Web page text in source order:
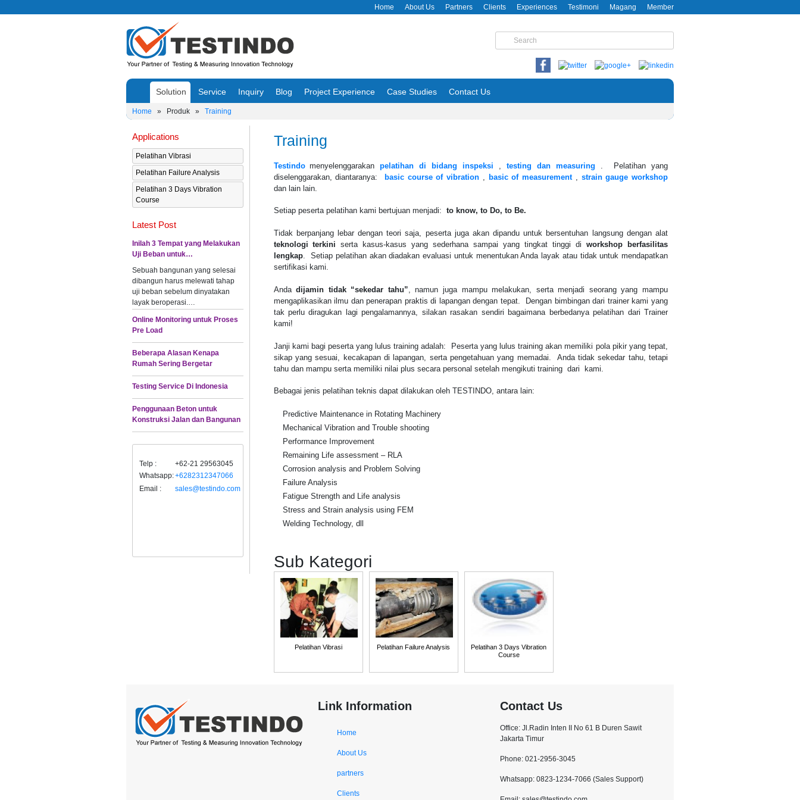
Home About Us Partners Clients Experiences Testimoni Magang Member
Solution Service Inquiry Blog Project Experience Case Studies Contact Us
Home » Produk » Training
Applications
Pelatihan Vibrasi
Pelatihan Failure Analysis
Pelatihan 3 Days Vibration
Course
Latest Post
Inilah 3 Tempat yang Melakukan
Uji Beban untuk…
Sebuah bangunan yang selesai
dibangun harus melewati tahap
uji beban sebelum dinyatakan
layak beroperasi.…
Online Monitoring untuk Proses
Pre Load
Beberapa Alasan Kenapa
Rumah Sering Bergetar
Testing Service Di Indonesia
Penggunaan Beton untuk
Konstruksi Jalan dan Bangunan
Telp :
+62-21 29563045
Whatsapp:+6282312347066
Email :
sales@testindo.com
Training
Testindo menyelenggarakanpelatihan di bidang inspeksi ,testing dan measuring
. Pelatihan yang
diselenggarakan, diantaranya:
basic course of vibration , basic of measurement , strain gauge workshop
dan lain lain.
Setiap peserta pelatihan kami bertujuan menjadi: to know, to Do, to Be.
Tidak berpanjang lebar dengan teori saja, peserta juga akan dipandu untuk bersentuhan langsung dengan alat
teknologi terkini serta kasus-kasus yang sederhana sampai yang tingkat tinggi di workshop berfasilitas
lengkap. Setiap pelatihan akan diadakan evaluasi untuk menentukan Anda layak atau tidak untuk mendapatkan
sertifikasi kami.
Andadijamin tidak “sekedar tahu”, namun juga mampu melakukan, serta menjadi seorang yang mampu
mengaplikasikan ilmu dan penerapan praktis di lapangan dengan tepat. Dengan bimbingan dari trainer kami yang
tak perlu diragukan lagi pengalamannya, silakan rasakan sendiri bagaimana berbedanya pelatihan dari Trainer
kami!
Janji kami bagi peserta yang lulus training adalah: Peserta yang lulus training akan memiliki pola pikir yang tepat,
sikap yang sesuai, kecakapan di lapangan, serta pengetahuan yang memadai. Anda tidak sekedar tahu, tetapi
tahu dan mampu serta memiliki nilai plus secara personal setelah mengikuti training dari kami.
Bebagai jenis pelatihan teknis dapat dilakukan oleh TESTINDO, antara lain:
Predictive Maintenance in Rotating Machinery
Mechanical Vibration and Trouble shooting
Performance Improvement
Remaining Life assessment – RLA
Corrosion analysis and Problem Solving
Failure Analysis
Fatigue Strength and Life analysis
Stress and Strain analysis using FEM
Welding Technology, dll
Sub Kategori
Pelatihan Vibrasi Pelatihan Failure Analysis
Pelatihan 3 Days Vibration
Course
Link Information
Home
About Us
partners
Clients
Contact Us
Office: Jl.Radin Inten II No 61 B Duren Sawit
Jakarta Timur
Phone: 021-2956-3045
Whatsapp: 0823-1234-7066 (Sales Support)